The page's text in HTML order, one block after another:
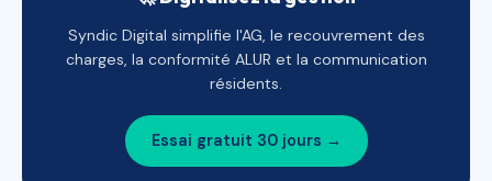
Syndic Digital simplifie l'AG, le recouvrement des
charges, la conformité ALUR et la communication
résidents.
Essai gratuit 30 jours →